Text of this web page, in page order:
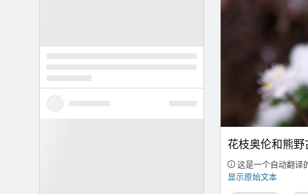
花枝奥伦和熊
这是一个自动翻译
显示原始文本